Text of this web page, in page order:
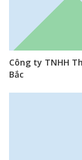
Công ty TNHH
Bắc